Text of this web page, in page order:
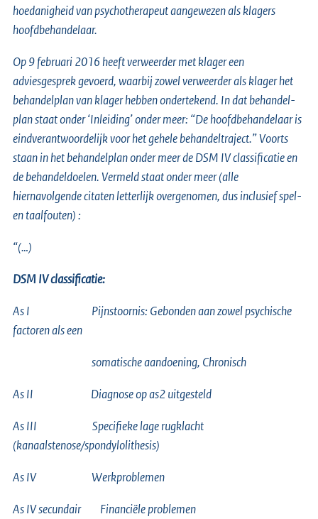
hoedanigheid van psychotherapeut aangewezen als klagers
hoofdbehandelaar.
Op 9 februari 2016 heeft verweerder met klager een
adviesgesprek gevoerd, waarbij zowel verweerder als klager het
behandelplan van klager hebben ondertekend. In dat behandel-
plan staat onder ‘Inleiding’ onder meer: “De hoofdbehandelaar is
eindverantwoordelijk voor het gehele behandeltraject.” Voorts
staan in het behandelplan onder meer de DSM IV classificatie en
de behandeldoelen. Vermeld staat onder meer (alle
hiernavolgende citaten letterlijk overgenomen, dus inclusief spel-
en taalfouten) :
“(…)
DSM IV classificatie:
As I Pijnstoornis: Gebonden aan zowel psychische
factoren als een
somatische aandoening, Chronisch
As II Diagnose op as2 uitgesteld
As III Specifieke lage rugklacht
(kanaalstenose/spondylolithesis)
As IV Werkproblemen
As IV secundair Financiële problemen